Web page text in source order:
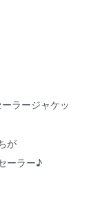
ラージャケッ
が
ーラー♪